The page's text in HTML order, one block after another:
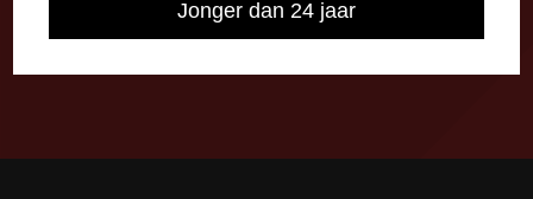
Jonger dan 24 jaar
Importeer alle wedstrijden in je agenda!